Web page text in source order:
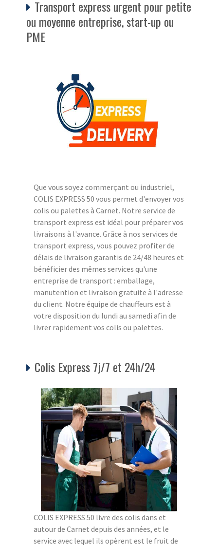
Transport express urgent pour petite
ou moyenne entreprise, start-up ou
PME
Que vous soyez commerçant ou industriel,
COLIS EXPRESS 50 vous permet d'envoyer vos
colis ou palettes à Carnet. Notre service de
transport express est idéal pour préparer vos
livraisons à l'avance. Grâce à nos services de
transport express, vous pouvez profiter de
délais de livraison garantis de 24/48 heures et
bénéficier des mêmes services qu'une
entreprise de transport : emballage,
manutention et livraison gratuite à l'adresse
du client. Notre équipe de chauffeurs est à
votre disposition du lundi au samedi afin de
livrer rapidement vos colis ou palettes.
Colis Express 7j/7 et 24h/24
COLIS EXPRESS 50 livre des colis dans et
autour de Carnet depuis des années, et le
service avec lequel ils opèrent est le fruit de